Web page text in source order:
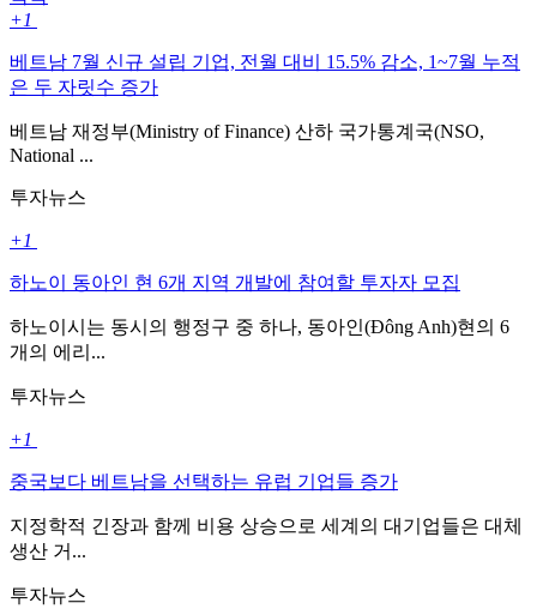
+1
베트남 7월 신규 설립 기업, 전월 대비 15.5% 감소, 1~7월 누적
은 두 자릿수 증가
베트남 재정부(Ministry of Finance) 산하 국가통계국(NSO,
National ...
투자뉴스
+1
하노이 동아인 현 6개 지역 개발에 참여할 투자자 모집
하노이시는 동시의 행정구 중 하나, 동아인(Đông Anh)현의 6
개의 에리...
투자뉴스
+1
중국보다 베트남을 선택하는 유럽 기업들 증가
지정학적 긴장과 함께 비용 상승으로 세계의 대기업들은 대체
생산 거...
투자뉴스